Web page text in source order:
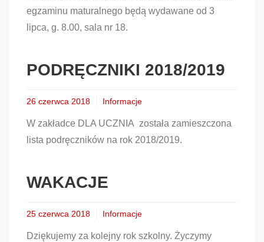
egzaminu maturalnego będą wydawane od 3
lipca, g. 8.00, sala nr 18.
PODRĘCZNIKI 2018/2019
26 czerwca 2018 Informacje
W zakładce DLA UCZNIA została zamieszczona
lista podręczników na rok 2018/2019.
WAKACJE
25 czerwca 2018 Informacje
Dziękujemy za kolejny rok szkolny. Życzymy